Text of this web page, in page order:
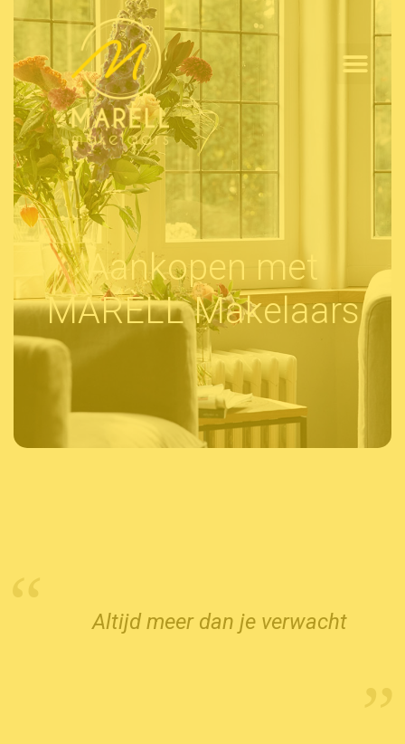
Aankopen met
MARÈLL Makelaars
Altijd meer dan je verwacht